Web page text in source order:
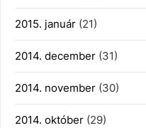
2015. január (21)
2014. december (31)
2014. november (30)
2014. október (29)